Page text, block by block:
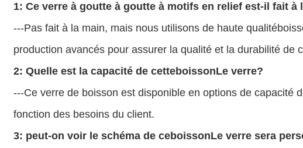
1: Ce verre à goutte à goutte à motifs en relief est-il fait à
---Pas fait à la main, mais nous utilisons de haute qualité
production avancés pour assurer la qualité et la durabilité de
2: Quelle est la capacité de cetteboissonLe verre?
---Ce verre de boisson est disponible en options de capacité
fonction des besoins du client.
3: peut-on voir le schéma de ceboissonLe verre sera